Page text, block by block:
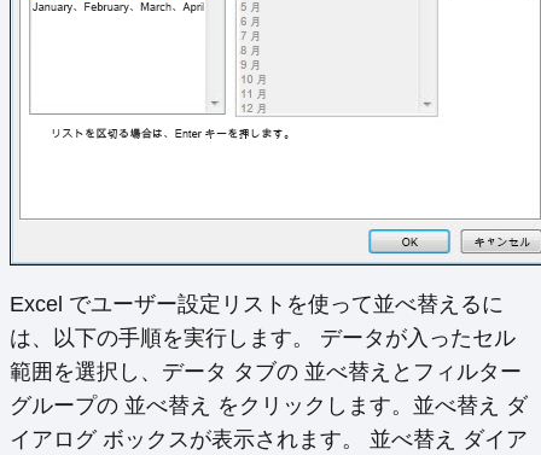
Excel でユーザー設定リストを使って並べ替えるに
は、以下の手順を実行します。 データが入ったセル
範囲を選択し、データ タブの 並べ替えとフィルター
グループの 並べ替え をクリックします。並べ替え ダ
イアログ ボックスが表示されます。 並べ替え ダイア